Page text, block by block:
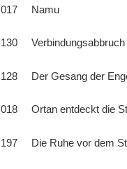
017 Namu
130 Verbindungsabbruch
128 Der Gesang der
018 Ortan entdeckt die
197 Die Ruhe vor dem